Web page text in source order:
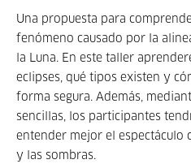
Una propuesta para
fenómeno causado por la
la Luna. En este taller
eclipses, qué tipos existen y
forma segura. Además,
sencillas, los participantes
entender mejor el espectáculo
y las sombras.